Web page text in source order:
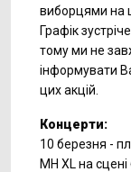
виборцями на
Графік
тому ми не
інформувати
цих акцій.
Концерти:
10 березня -
MH XL на